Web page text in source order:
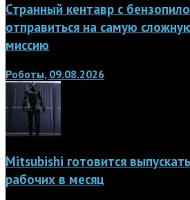
Странный кентавр с
отправиться на самую
миссию
Роботы, 09.08.2026
Mitsubishi готовится
рабочих в месяц